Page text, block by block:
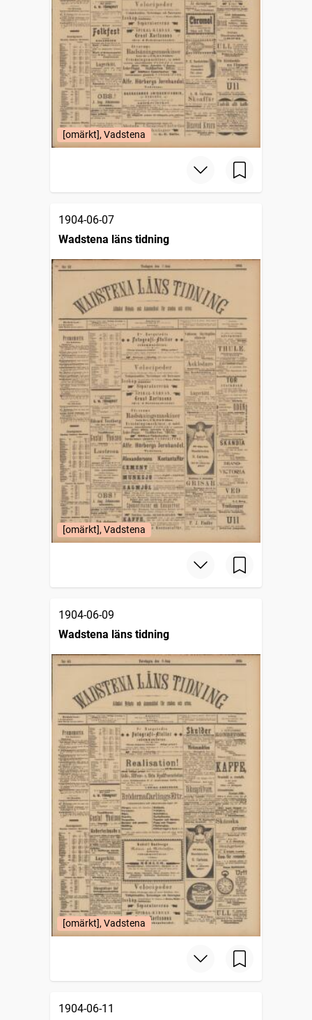
[omärkt], Vadstena
1904-06-07
Wadstena läns tidning
[omärkt], Vadstena
1904-06-09
Wadstena läns tidning
[omärkt], Vadstena
1904-06-11